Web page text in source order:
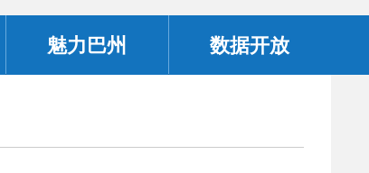
魅力巴州 数据开放